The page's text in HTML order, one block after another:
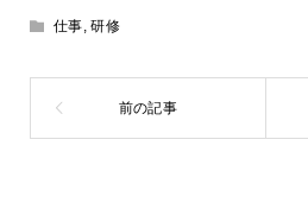
仕事,研修